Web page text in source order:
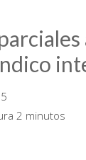
2 minutos